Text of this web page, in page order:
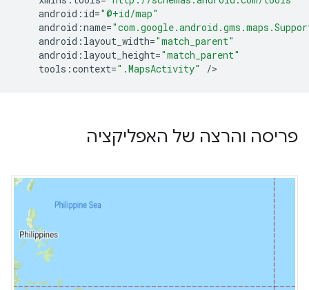
android : id="@+id/map"
android :name=
android : layout_width="match_parent"
android : layout_height="match_parent"
tools :context=".MapsActivity" /
פריסה והרצה של האפליקציה